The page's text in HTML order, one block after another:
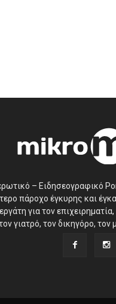
– Ειδησεογραφικό
πάροχο έγκυρης και
για τον
γιατρό, τον δικηγόρο, τον